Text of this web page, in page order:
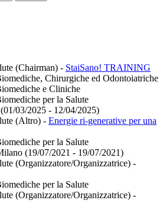
(Chairman) - StaiSano! TRAINING
Chirurgiche ed Odontoiatriche
e Cliniche
per la Salute
03/2025 - 12/04/2025)
(Altro) - Energie ri-generative per una
per la Salute
(19/07/2021 - 19/07/2021)
(Organizzatore/Organizzatrice) -
per la Salute
(Organizzatore/Organizzatrice) -